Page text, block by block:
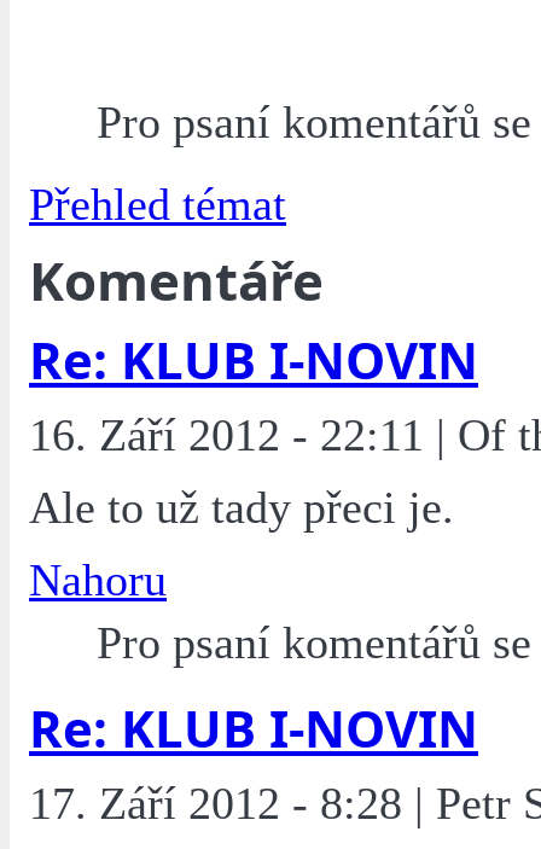
Pro psaní komentářů
Přehled témat
Komentáře
Re: KLUB I-NOVIN
16. Září 2012 - 22:11 | Of
Ale to už tady přeci je.
Nahoru
Pro psaní komentářů
Re: KLUB I-NOVIN
17. Září 2012 - 8:28 | Petr